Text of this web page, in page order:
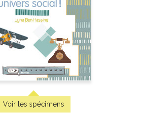
ministérielle de mathématique de
3e cycle du primaire
6,99 $- PDF
Voir les spécimens